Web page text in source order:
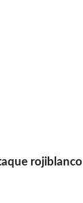
rojiblanco